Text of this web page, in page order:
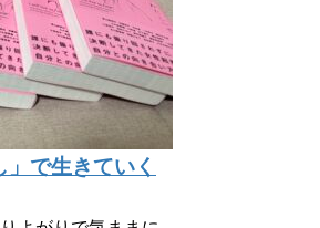
で生きていく